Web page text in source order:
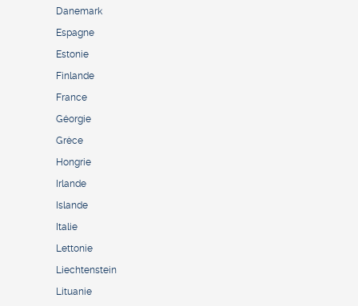
Danemark
Espagne
Estonie
Finlande
France
Géorgie
Grèce
Hongrie
Irlande
Islande
Italie
Lettonie
Liechtenstein
Lituanie